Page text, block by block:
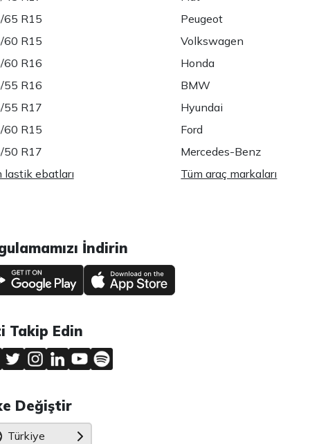
65 R15
60 R15
60 R16
55 R16
55 R17
60 R15
50 R17
lastik ebatları
Peugeot
Volkswagen
Honda
BMW
Hyundai
Ford
Mercedes-Benz
Tüm araç markaları
İndirin
Takip Edin
Değiştir
Türkiye